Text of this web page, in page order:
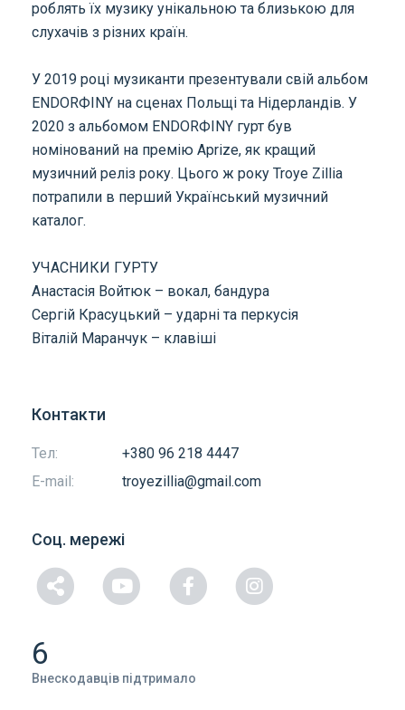
роблять їх музику унікальною та близькою для
слухачів з різних країн.
У 2019 році музиканти презентували свій альбом
ENDORФINY на сценах Польщі та Нідерландів. У
2020 з альбомом ENDORФINY гурт був
номінований на премію Aprize, як кращий
музичний реліз року. Цього ж року Troye Zillia
потрапили в перший Український музичний
каталог.
УЧАСНИКИ ГУРТУ
Анастасія Войтюк – вокал, бандура
Сергій Красуцький – ударні та перкусія
Віталій Маранчук – клавіші
Контакти
Тел:
+380 96 218 4447
E-mail:
troyezillia@gmail.com
Соц. мережі
6
Внескодавців підтримало